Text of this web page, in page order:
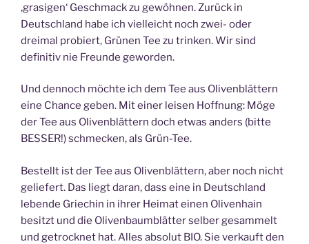
‚grasigen‘ Geschmack zu gewöhnen. Zurück in
Deutschland habe ich vielleicht noch zwei- oder
dreimal probiert, Grünen Tee zu trinken. Wir sind
definitiv nie Freunde geworden.
Und dennoch möchte ich dem Tee aus Olivenblättern
eine Chance geben. Mit einer leisen Hoffnung: Möge
der Tee aus Olivenblättern doch etwas anders (bitte
BESSER!) schmecken, als Grün-Tee.
Bestellt ist der Tee aus Olivenblättern, aber noch nicht
geliefert. Das liegt daran, dass eine in Deutschland
lebende Griechin in ihrer Heimat einen Olivenhain
besitzt und die Olivenbaumblätter selber gesammelt
und getrocknet hat. Alles absolut BIO. Sie verkauft den